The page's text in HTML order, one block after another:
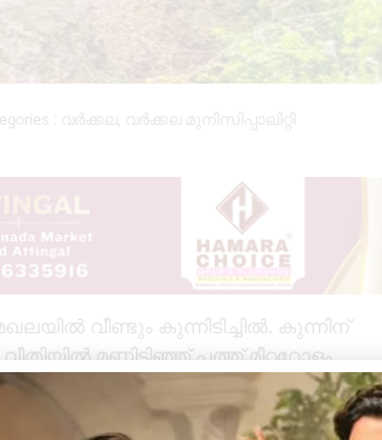
: വർക്കല വർക്കല മുനിസിപ്പാലിറ്റി
വീണ്ടും കുന്നിടിച്ചിൽ. കുന്നിന്
മണ്ണിടിഞ്ഞ് പത്ത് മീറ്ററോളം
പൊള്ളയായ നിലയിലാണ്. മുകളിലൂടെ